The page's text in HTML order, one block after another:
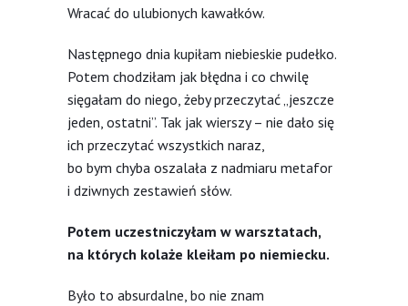
Wracać do ulubionych kawałków.
Następnego dnia kupiłam niebieskie pudełko.
Potem chodziłam jak błędna i co chwilę
sięgałam do niego, żeby przeczytać „jeszcze
jeden, ostatni”. Tak jak wierszy – nie dało się
ich przeczytać wszystkich naraz,
bo bym chyba oszalała z nadmiaru metafor
i dziwnych zestawień słów.
Potem uczestniczyłam w warsztatach,
na których kolaże kleiłam po niemiecku.
Było to absurdalne, bo nie znam